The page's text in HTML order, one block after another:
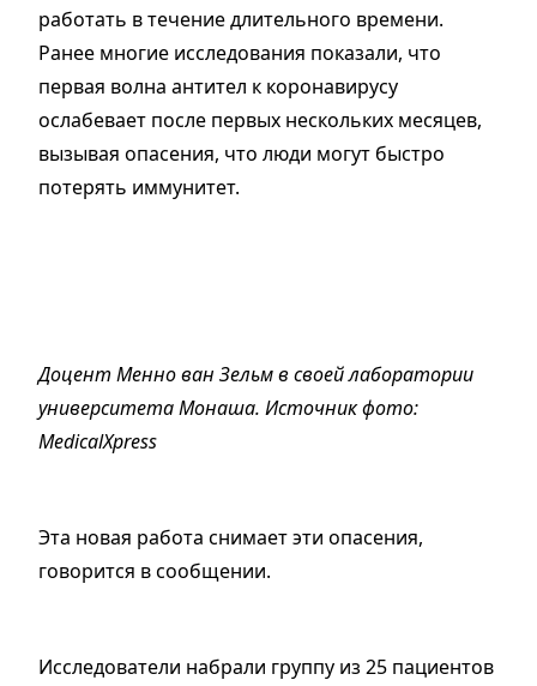
работать в течение длительного времени.
Ранее многие исследования показали, что
первая волна антител к коронавирусу
ослабевает после первых нескольких месяцев,
вызывая опасения, что люди могут быстро
потерять иммунитет.
Доцент Менно ван Зельм в своей лаборатории
университета Монаша. Источник фото:
MedicalXpress
Эта новая работа снимает эти опасения,
говорится в сообщении.
Исследователи набрали группу из 25 пациентов